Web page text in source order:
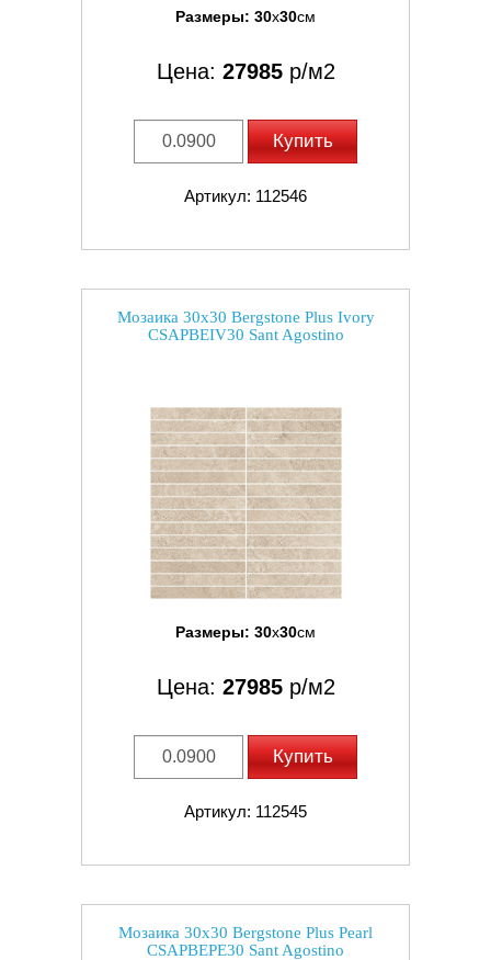
Размеры: 30x30см
Цена: 27985р/м2
Купить
Артикул: 112546
Мозаика 30x30 Bergstone Plus Ivory
CSAPBEIV30 Sant Agostino
Размеры: 30x30см
Цена: 27985р/м2
Купить
Артикул: 112545
Мозаика 30x30 Bergstone Plus Pearl
CSAPBEPE30 Sant Agostino